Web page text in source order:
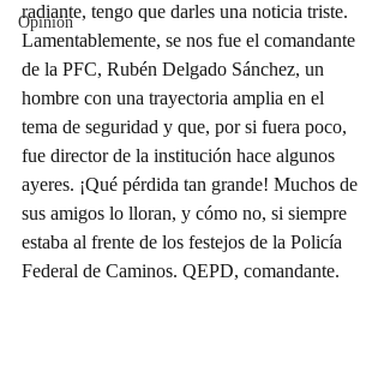
Opinión
radiante, tengo que darles una noticia triste.
Lamentablemente, se nos fue el comandante
de la PFC, Rubén Delgado Sánchez, un
hombre con una trayectoria amplia en el
tema de seguridad y que, por si fuera poco,
fue director de la institución hace algunos
ayeres. ¡Qué pérdida tan grande! Muchos de
sus amigos lo lloran, y cómo no, si siempre
estaba al frente de los festejos de la Policía
Federal de Caminos. QEPD, comandante.